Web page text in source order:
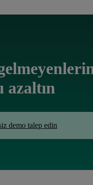
azaltın
demo talep edin